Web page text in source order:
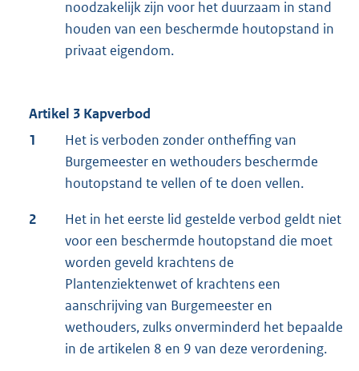
noodzakelijk zijn voor het duurzaam in stand
houden van een beschermde houtopstand in
privaat eigendom.
Artikel 3 Kapverbod
1
Het is verboden zonder ontheffing van
Burgemeester en wethouders beschermde
houtopstand te vellen of te doen vellen.
2
Het in het eerste lid gestelde verbod geldt niet
voor een beschermde houtopstand die moet
worden geveld krachtens de
Plantenziektenwet of krachtens een
aanschrijving van Burgemeester en
wethouders, zulks onverminderd het bepaalde
in de artikelen 8 en 9 van deze verordening.